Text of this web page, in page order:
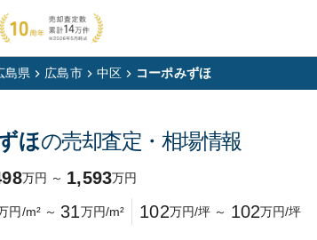
島県 広島市 中区 コーポみずほ
ほの売却査定・相場情報
万円 ～ 1,593万円
円/m² ～ 31万円/m² 102万円/坪 ～ 102万円/坪